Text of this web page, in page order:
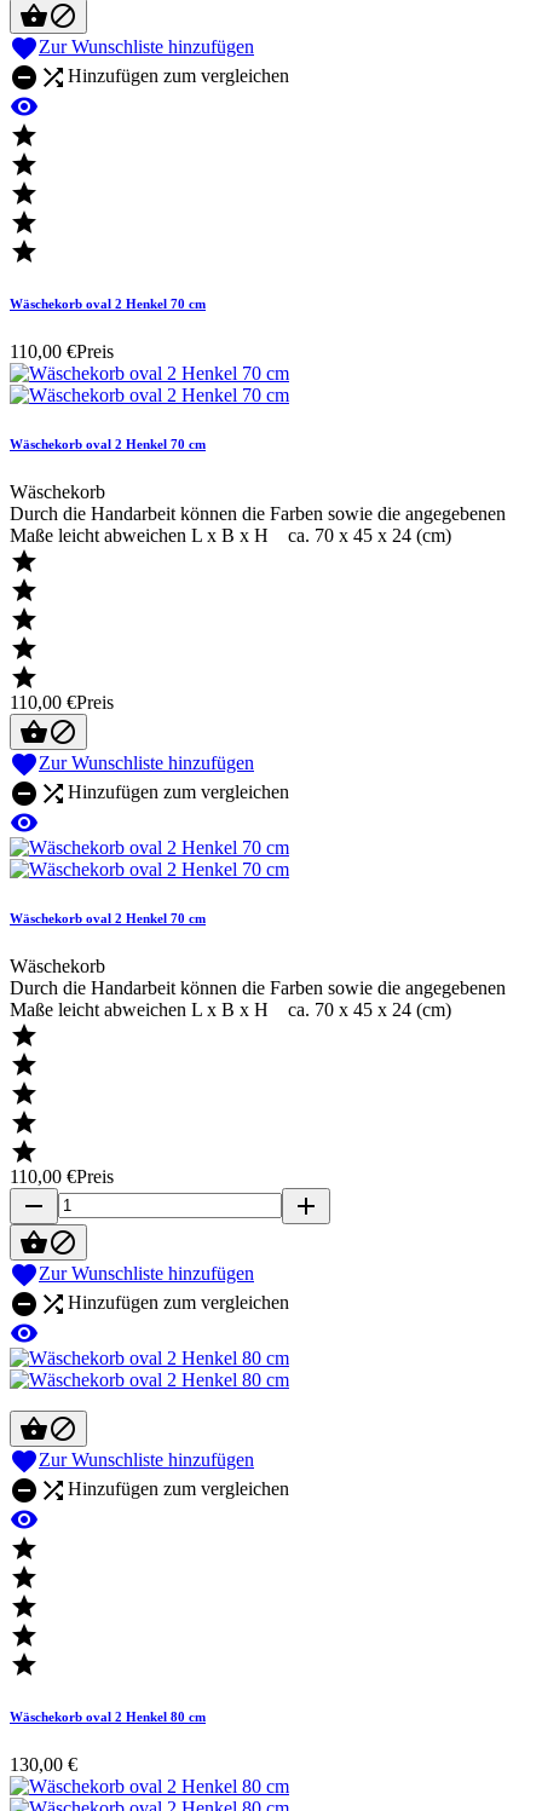

Zur Wunschliste hinzufügen
  Hinzufügen zum vergleichen






Wäschekorb oval 2 Henkel 70 cm
110,00 €Preis
Wäschekorb oval 2 Henkel 70 cm
Wäschekorb
Durch die Handarbeit können die Farben sowie die angegebenen
Maße leicht abweichen L x B x H ca. 70 x 45 x 24 (cm)





110,00 €Preis

Zur Wunschliste hinzufügen
  Hinzufügen zum vergleichen

Wäschekorb oval 2 Henkel 70 cm
Wäschekorb
Durch die Handarbeit können die Farben sowie die angegebenen
Maße leicht abweichen L x B x H ca. 70 x 45 x 24 (cm)





110,00 €Preis
remove
add

Zur Wunschliste hinzufügen
  Hinzufügen zum vergleichen


Zur Wunschliste hinzufügen
  Hinzufügen zum vergleichen






Wäschekorb oval 2 Henkel 80 cm
130,00 €